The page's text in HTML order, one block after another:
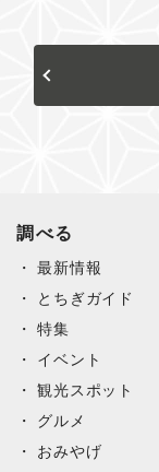
調べる
最新情報
とちぎガイド
特集
イベント
観光スポット
グルメ
おみやげ